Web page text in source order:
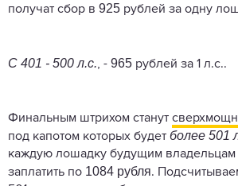
получат сбор в 925 рублей за одну
С 401 - 500 л.с., - 965 рублей за 1 л.с..
Финальным штрихом станут
под капотом которых будет более 501
каждую лошадку будущим владельцам
заплатить по 1084 рубля.